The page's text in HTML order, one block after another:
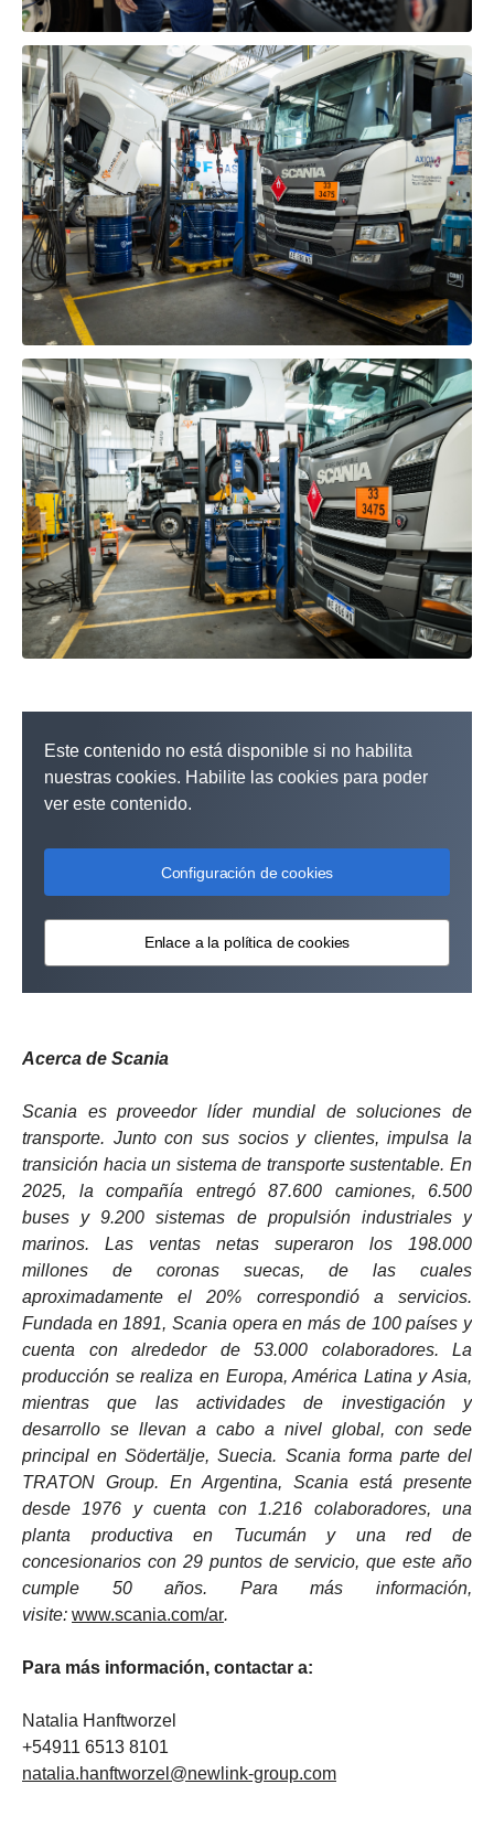
Este contenido no está disponible si no habilita
nuestras cookies. Habilite las cookies para poder
ver este contenido.
Configuración de cookies
Enlace a la política de cookies
Acerca de Scania
Scania es proveedor líder mundial de soluciones de
transporte. Junto con sus socios y clientes, impulsa la
transición hacia un sistema de transporte sustentable. En
2025, la compañía entregó 87.600 camiones, 6.500
buses y 9.200 sistemas de propulsión industriales y
marinos. Las ventas netas superaron los 198.000
millones de coronas suecas, de las cuales
aproximadamente el 20% correspondió a servicios.
Fundada en 1891, Scania opera en más de 100 países y
cuenta con alrededor de 53.000 colaboradores. La
producción se realiza en Europa, América Latina y Asia,
mientras que las actividades de investigación y
desarrollo se llevan a cabo a nivel global, con sede
principal en Södertälje, Suecia. Scania forma parte del
TRATON Group. En Argentina, Scania está presente
desde 1976 y cuenta con 1.216 colaboradores, una
planta productiva en Tucumán y una red de
concesionarios con 29 puntos de servicio, que este año
cumple 50 años. Para más información,
visite: www.scania.com/ar.
Para más información, contactar a:
Natalia Hanftworzel
+54911 6513 8101
natalia.hanftworzel@newlink-group.com